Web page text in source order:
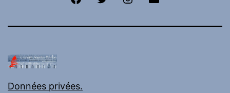
Données privées.